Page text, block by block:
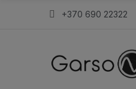
+370 690 22322